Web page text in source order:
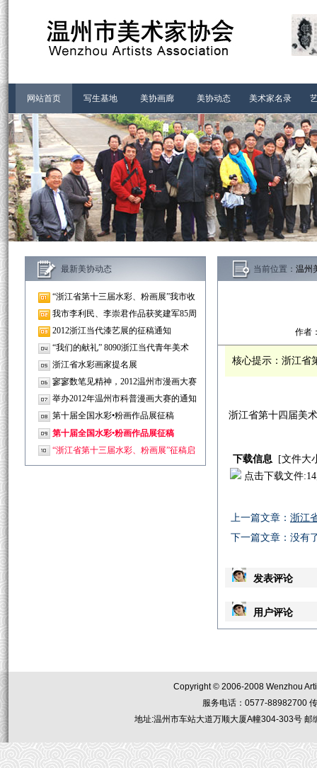
网站首页
写生基地 美协画廊 美协动态 美术家名录
最新美协动态
“浙江省第十三届水彩、粉画展”我市收
我市李利民、李崇君作品获奖建军85周
年 2012浙江当代漆艺展的征稿通知
“我们的献礼” 8090浙江当代青年美术
浙江省水彩画家提名展
寥寥数笔见精神，2012温州市漫画大赛
拉 举办2012年温州市科普漫画大赛的通知
第十届全国水彩•粉画作品展征稿
第十届全国水彩•粉画作品展征稿
“浙江省第十三届水彩、粉画展”征稿启
当前位置： 温州
作者
核心提示：浙江省
浙江省第十四届美
下载信息 [文件大
点击下载文件
上一篇文章： 浙江
下一篇文章：没有
发表评论
用户评论
Copyright © 2006-2008 Wenzhou
服务电话：0577-88982700
地址:温州市车站大道万顺大厦A幢304-303号